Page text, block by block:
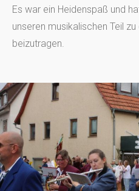
Es war ein Heidenspaß und
unseren musikalischen Teil
beizutragen.